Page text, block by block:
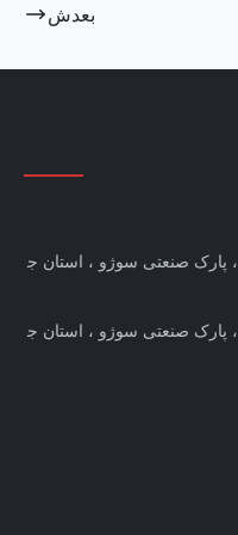
بعدش
No.668 ، Fengting Avenue ، پارک صنعتی سوژو ، استان ج
No.668 ، Fengting Avenue ، پارک صنعتی سوژو ، استان ج